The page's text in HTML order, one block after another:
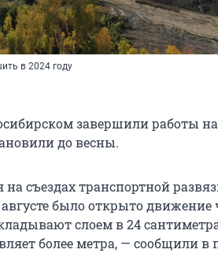
в 2024 году
завершили работы на
до весны.
съездах транспортной
было открыто движение
слоем в 24
более метра, — сообщили в